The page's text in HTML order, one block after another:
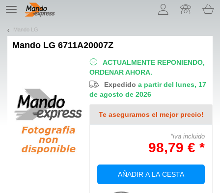
TE
navigation
Mando LG
Mando LG 6711A20007Z
ACTUALMENTE REPONIENDO,
ORDENAR AHORA.
Expedidoa partir del lunes, 17
de agosto de 2026
Te aseguramos el mejor precio!
*iva incluido
98,79 € *
AÑADIR A LA CESTA
¡Permítenos presentarte nuestras cookies!